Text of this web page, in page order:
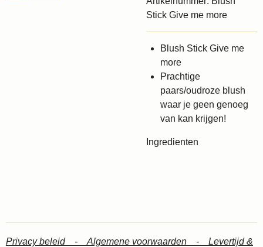
Stick Give me more
Blush Stick Give me
more
Prachtige
paars/oudroze blush
waar je geen genoeg
van kan krijgen!
Ingredienten
Privacy beleid - Algemene voorwaarden - Levertijd &